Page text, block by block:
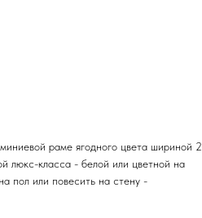
раме ягодного цвета шириной 2
люкс-класса - белой или цветной на
пол или повесить на стену -